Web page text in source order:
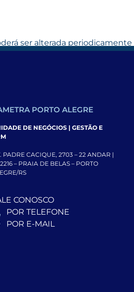
ser alterada
PORTO ALEGRE
DE NEGÓCIOS | GESTÃO E
PADRE CACIQUE, 2703 – 22 ANDAR |
– PRAIA DE BELAS – PORTO
RS
CONOSCO
POR TELEFONE
POR E-MAIL